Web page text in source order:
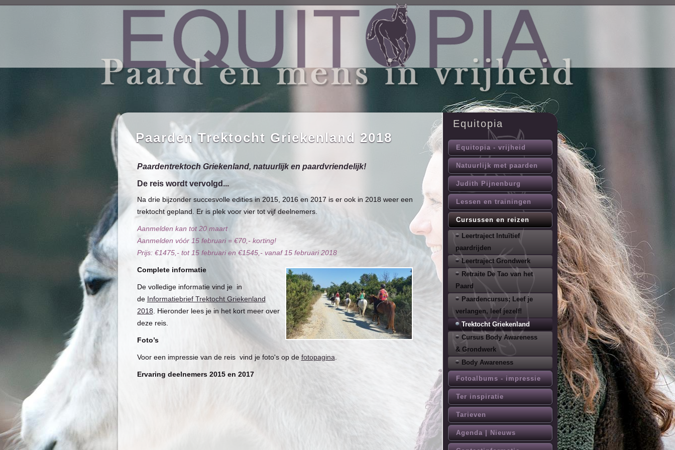
Paarden Trektocht Griekenland 2018
Paardentrektoch Griekenland, natuurlijk en paardvriendelijk!
De reis wordt vervolgd...
Na drie bijzonder succesvolle edities in 2015, 2016 en 2017 is er ook in 2018 weer een
trektocht gepland. Er is plek voor vier tot vijf deelnemers.
Aanmelden kan tot 20 maart
Aanmelden vóór 15 februari = €70,- korting!
Prijs: €1475,- tot 15 februari en €1545,- vanaf 15 februari 2018
Complete informatie
De volledige informatie vind je in
de Informatiebrief Trektocht Griekenland
2018 . Hieronder lees je in het kort meer over
deze reis.
Foto’s
Voor een impressie van de reis vind je foto's op de fotopagina
Ervaring deelnemers 2015 en 2017
Equitopia
Equitopia - vrijheid
Natuurlijk met paarden
Judith Pijnenburg
Lessen en trainingen
Cursussen en reizen
Leertraject Intuïtief
paardrijden
Leertraject Grondwerk
Retraite De Tao van het
Paard
Paardencursus; Leef je
verlangen, leef jezelf!
Trektocht Griekenland
Cursus Body Awareness
& Grondwerk
Body Awareness
Fotoalbums - impressie
Ter inspiratie
Tarieven
Agenda | Nieuws